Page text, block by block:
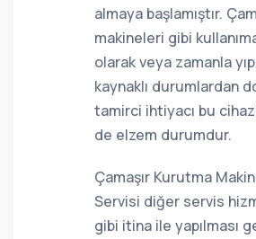
almaya başlamıştır.
makineleri gibi
olarak veya zamanla
kaynaklı durumlardan
tamirci ihtiyacı bu
de elzem durumdur.
Çamaşır Kurutma
Servisi diğer servis
gibi itina ile yapılması